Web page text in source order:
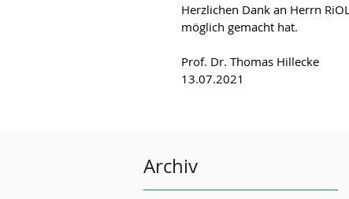
Herzlichen Dank an Herrn
möglich gemacht hat.
Prof. Dr. Thomas Hillecke
13.07.2021
Archiv